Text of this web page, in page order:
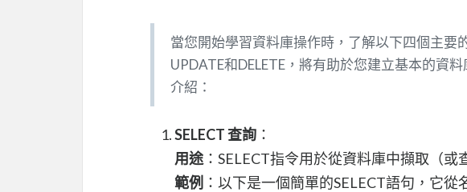
當您開始學習資料庫操作時，了解以下四個主要
UPDATE和DELETE，將有助於您建立基本的資
介紹：
SELECT 查詢 ：
用途 ：SELECT指令用於從資料庫中擷取（或
範例 ：以下是一個簡單的SELECT語句，它